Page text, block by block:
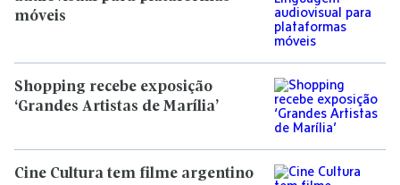
móveis
Shopping recebe exposição
‘Grandes Artistas de Marília’
Cine Cultura tem filme argentino